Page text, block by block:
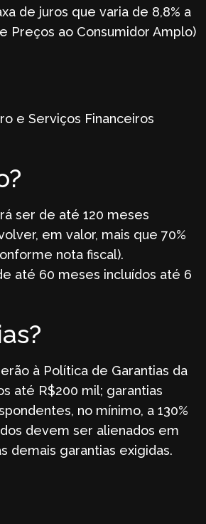
de juros que varia de 8,8% a
Preços ao Consumidor Amplo)
e Serviços Financeiros
ser de até 120 meses
em valor, mais que 70%
nota fiscal).
até 60 meses incluídos até 6
à Política de Garantias da
até R$200 mil; garantias
no mínimo, a 130%
devem ser alienados em
demais garantias exigidas.